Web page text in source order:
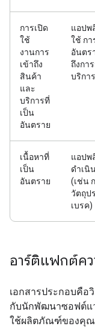
การเปิด
ใช้
งานการ
เข้าถึง
สินค้า
และ
บริการที่
เป็น
อันตราย
แอปพ
ใช้ กา
อันตร
ถึงกา
บริกา
เนื้อหาที่
เป็น
อันตราย
แอปพ
ดำเนิ
(เช่น
วัตถุป
เบรค)
อาร์ติแฟกต์คว
เอกสารประกอบคือ
กับนักพัฒนาซอฟต์แ
ใช้ผลิตภัณฑ์ของคุณ